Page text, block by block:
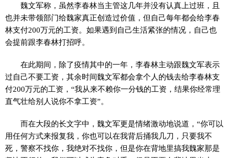
魏文军称，虽然李春林当主管这几年并没有认真上过班，且
也并未带领部门给魏家真正创造过价值，但自己每年都会给李春
林支付200万元的工资。如果遇到自己生活紧张的情况，自己也
会提前跟李春林打招呼。
在此期间，除了疫情其中的一年，李春林主动跟魏文军表示
过自己不要工资，其余时间魏文军都会拿个人的钱去给李春林支
付200万元的工资，“我从来不赖你一分钱的工资，结果你经常理
直气壮给别人说你不拿工资”。
而在大段的长文字中，魏文军更是情绪激动地说道，“你可以
用任何方式来报复我，你也可以在我背后捅我几刀，只要我不
死，警察不找你，我绝对不找你，但是你在背地里搞我魏家那是